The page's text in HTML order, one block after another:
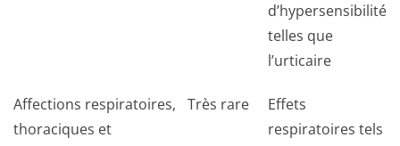
d’hypersensibilité
telles que
l’urticaire
Affections respiratoires,
thoraciques et
Très rare
Effets
respiratoires tels